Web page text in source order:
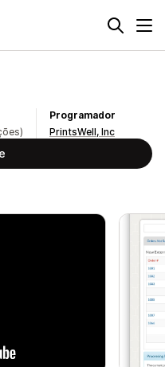
Programador
PrintsWell, Inc